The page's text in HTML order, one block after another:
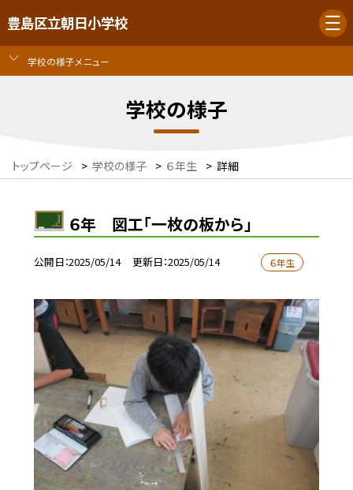
豊島区立朝日小学校
学校の様子メニュー
学校の様子
トップページ > 学校の様子 > ６年生 > 詳細
６年 図工「一枚の板から」
公開日 2025/05/14 更新日 2025/05/14 ６年生